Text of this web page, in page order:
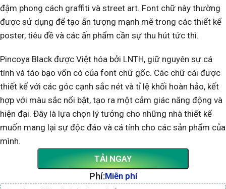
đậm phong cách graffiti và street art. Font chữ này thường
được sử dụng để tạo ấn tượng mạnh mẽ trong các thiết kế
poster, tiêu đề và các ấn phẩm cần sự thu hút tức thì.
Pincoya Black được Việt hóa bởi LNTH, giữ nguyên sự cá
tính và táo bạo vốn có của font chữ gốc. Các chữ cái được
thiết kế với các góc cạnh sắc nét và tỉ lệ khối hoàn hảo, kết
hợp với màu sắc nổi bật, tạo ra một cảm giác năng động và
hiện đại. Đây là lựa chọn lý tưởng cho những nhà thiết kế
muốn mang lại sự độc đáo và cá tính cho các sản phẩm của
mình.
TẢI NGAY
Phí:Miễn phí